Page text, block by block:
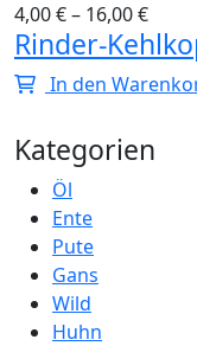
4,00€– 16,00€
Rinder-
In den
Kategorien
Öl
Ente
Pute
Gans
Wild
Huhn